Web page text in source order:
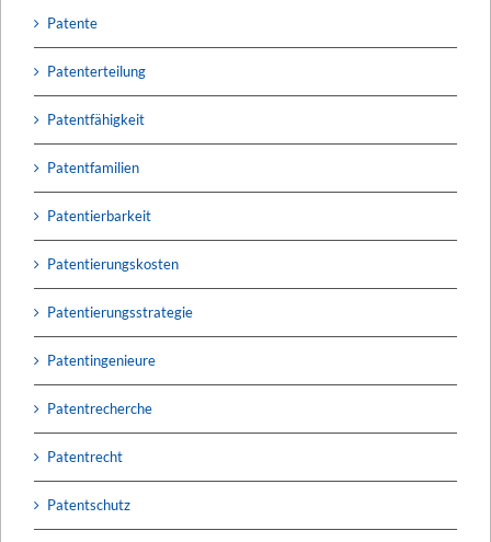
Patente
Patenterteilung
Patentfähigkeit
Patentfamilien
Patentierbarkeit
Patentierungskosten
Patentierungsstrategie
Patentingenieure
Patentrecherche
Patentrecht
Patentschutz